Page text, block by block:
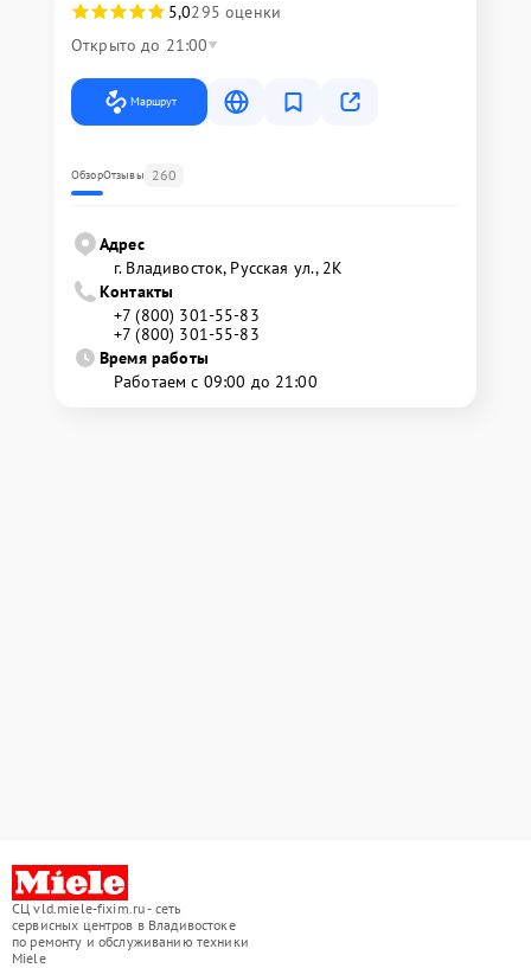
5,0295 оценки
Открыто до 21:00
Маршрут
ОбзорОтзывы 260
Адрес
г. Владивосток, Русская ул., 2К
Контакты
+7 (800) 301-55-83
+7 (800) 301-55-83
Время работы
Работаем с 09:00 до 21:00
СЦ vld.miele-fixim.ru - сеть
сервисных центров в Владивостоке
по ремонту и обслуживанию техники
Miele